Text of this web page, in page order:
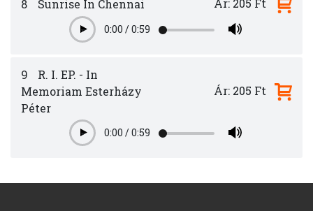
8 Sunrise In Chennai
Play0:00 /0:59
9
R. I. EP. - In
Memoriam Esterházy
Péter
Play0:00 /0:59
Ár: 205 Ft